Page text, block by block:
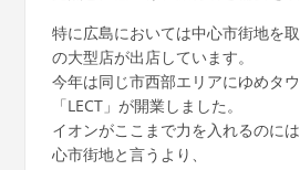
特に広島においては中心市街地を
の大型店が出店しています。
今年は同じ市西部エリアにゆめタ
「LECT」が開業しました。
イオンがここまで力を入れるのに
心市街地と言うより、